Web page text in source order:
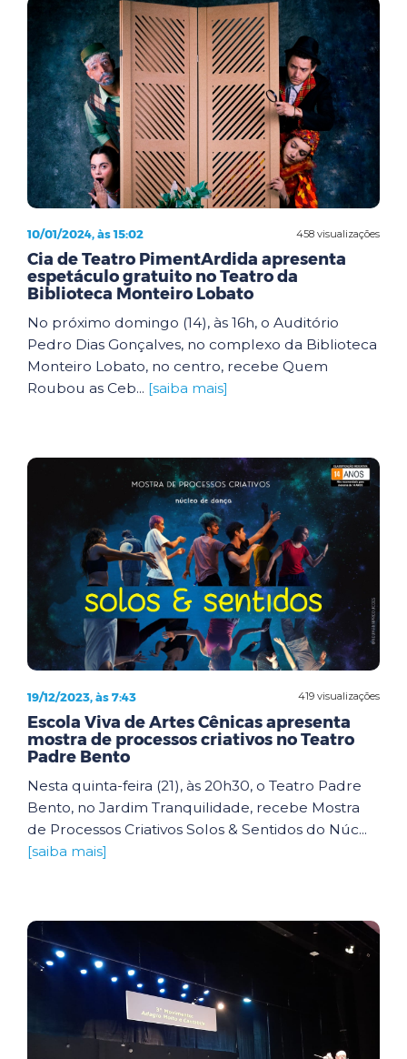
458 visualizações
10/01/2024, às 15:02
Cia de Teatro PimentArdida apresenta
espetáculo gratuito no Teatro da
Biblioteca Monteiro Lobato
No próximo domingo (14), às 16h, o Auditório
Pedro Dias Gonçalves, no complexo da Biblioteca
Monteiro Lobato, no centro, recebe Quem
Roubou as Ceb... [saiba mais]
419 visualizações
19/12/2023, às 7:43
Escola Viva de Artes Cênicas apresenta
mostra de processos criativos no Teatro
Padre Bento
Nesta quinta-feira (21), às 20h30, o Teatro Padre
Bento, no Jardim Tranquilidade, recebe Mostra
de Processos Criativos Solos & Sentidos do Núc...
[saiba mais]